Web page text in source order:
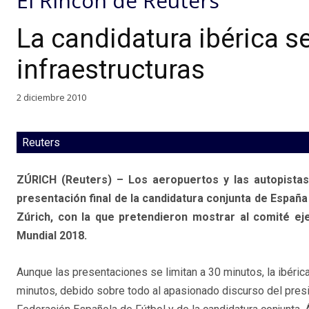
La candidatura ibérica
infraestructuras
2 diciembre 2010
Reuters
ZÚRICH (Reuters) – Los aeropuertos y las
presentación final de la candidatura conjunta de
Zúrich, con la que pretendieron mostrar al comité
Mundial 2018.
Aunque las presentaciones se limitan a 30 minutos, la
minutos, debido sobre todo al apasionado discurso del